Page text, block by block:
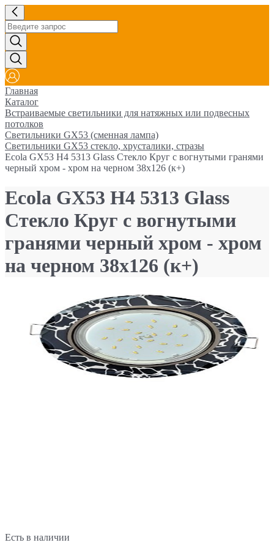
Главная
Каталог
Встраиваемые светильники для натяжных или подвесных
потолков
Светильники GX53 (сменная лампа)
Светильники GX53 стекло, хрусталики, стразы
Ecola GX53 H4 5313 Glass Стекло Круг с вогнутыми гранями
черный хром - хром на черном 38x126 (к+)
Ecola GX53 H4 5313 Glass
Стекло Круг с вогнутыми
гранями черный хром - хром
на черном 38x126 (к+)
Есть в наличии